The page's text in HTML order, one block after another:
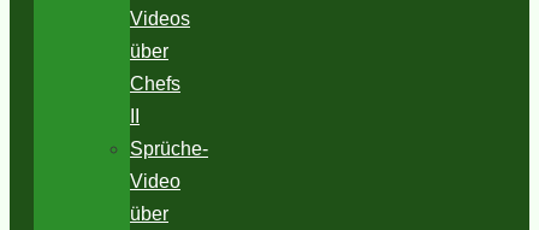
Videos
über
Chefs
Sprüche-
Video
über